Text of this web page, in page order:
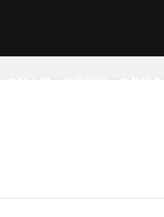
未解之谜 探索发现 自然现象